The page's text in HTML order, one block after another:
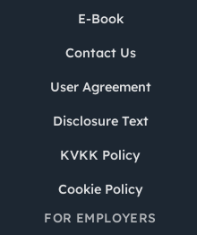
E-Book
Contact Us
User Agreement
Disclosure Text
KVKK Policy
Cookie Policy
FOR EMPLOYERS